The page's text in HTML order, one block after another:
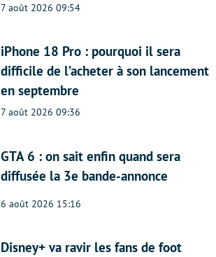
7 août 2026 09:54
iPhone 18 Pro : pourquoi il sera
difficile de l’acheter à son lancement
en septembre
7 août 2026 09:36
GTA 6 : on sait enfin quand sera
diffusée la 3e bande-annonce
6 août 2026 15:16
Disney+ va ravir les fans de foot